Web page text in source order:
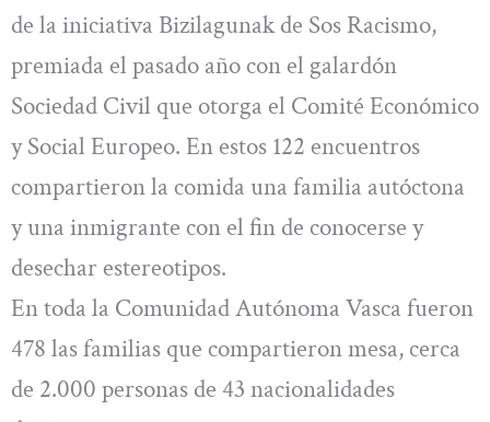
de la iniciativa Bizilagunak de Sos Racismo,
premiada el pasado año con el galardón
Sociedad Civil que otorga el Comité Económico
y Social Europeo. En estos 122 encuentros
compartieron la comida una familia autóctona
y una inmigrante con el fin de conocerse y
desechar estereotipos.
En toda la Comunidad Autónoma Vasca fueron
478 las familias que compartieron mesa, cerca
de 2.000 personas de 43 nacionalidades